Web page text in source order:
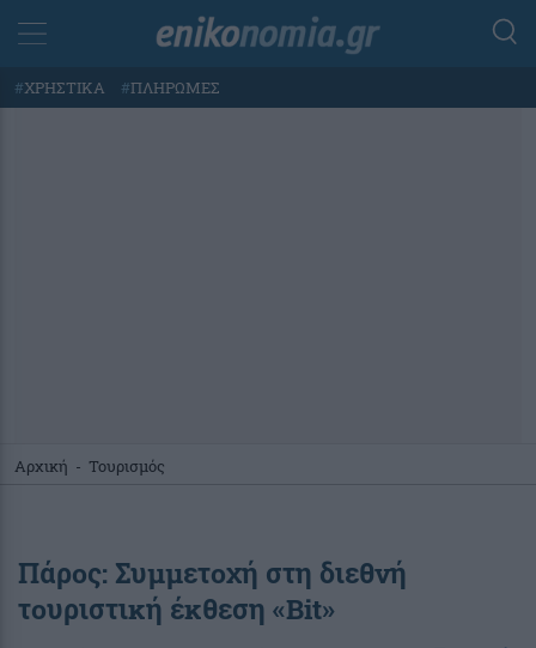
#ΧΡΗΣΤΙΚΑ #ΠΛΗΡΩΜΕΣ
Αρχική - Τουρισμός
Πάρος: Συμμετοχή στη διεθνή
τουριστική έκθεση «Βit»